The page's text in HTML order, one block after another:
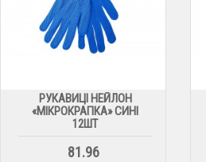
РУКАВИЦІ НЕЙЛОН
«МІКРОКРАПКА» СИНІ
12ШТ
81.96